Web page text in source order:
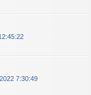
7:30:49